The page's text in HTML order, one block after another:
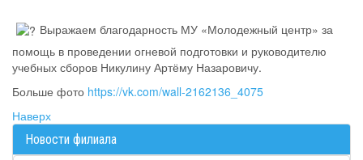
Выражаем благодарность МУ «Молодежный центр» за
помощь в проведении огневой подготовки и руководителю
учебных сборов Никулину Артёму Назаровичу.
Больше фото https://vk.com/wall-2162136_4075
Наверх
Новости филиала